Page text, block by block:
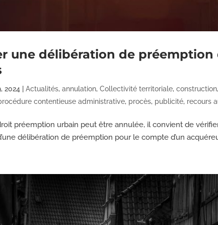
une délibération de préemption
2024 |Actualités,annulation,Collectivité territoriale,construction
contentieuse administrative, procès, publicité, recours
préemption urbain peut être annulée, il convient de
délibération de préemption pour le compte d’un